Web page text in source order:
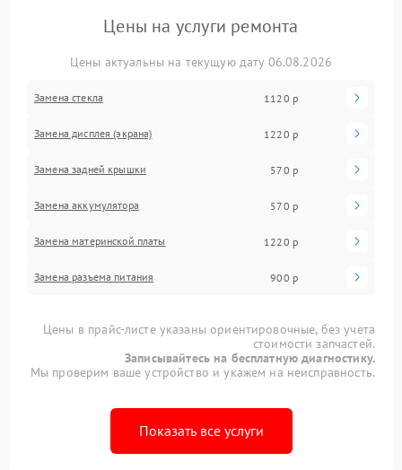
Цены на услуги ремонта
Цены актуальны на текущую дату 06.08.2026
Замена стекла 1120 р
Замена дисплея (экрана) 1220 р
Замена задней крышки 570 р
Замена аккумулятора 570 р
Замена материнской платы 1220 р
Замена разъема питания 900 р
Цены в прайс-листе указаны ориентировочные, без учета
стоимости запчастей.
Записывайтесь на бесплатную диагностику.
Мы проверим ваше устройство и укажем на неисправность.
Показать все услуги